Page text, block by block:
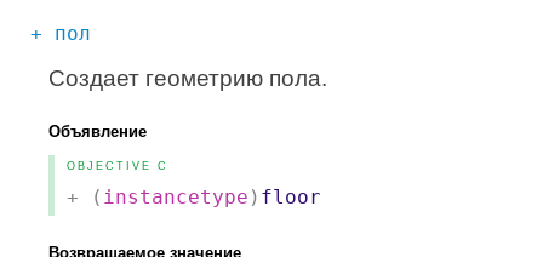
+ пол
Создает геометрию пола.
Объявление
OBJECTIVE C
+ ( instancetype ) floor
Возвращаемое значение